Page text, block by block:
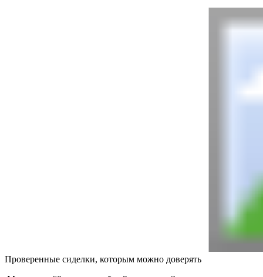
Проверенные сиделки, которым можно доверять